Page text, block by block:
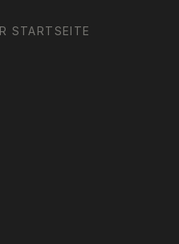
STARTSEITE